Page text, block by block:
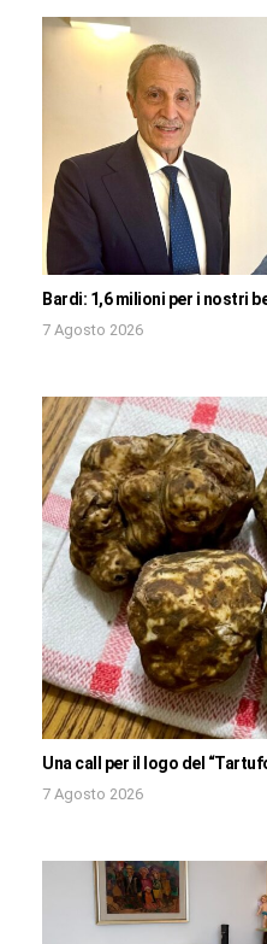
Bardi: 1,6 milioni per i nostri
7 Agosto 2026
Una call per il logo del
7 Agosto 2026